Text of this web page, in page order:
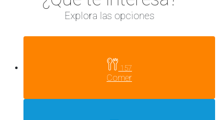
Explora las opciones
157
Comer